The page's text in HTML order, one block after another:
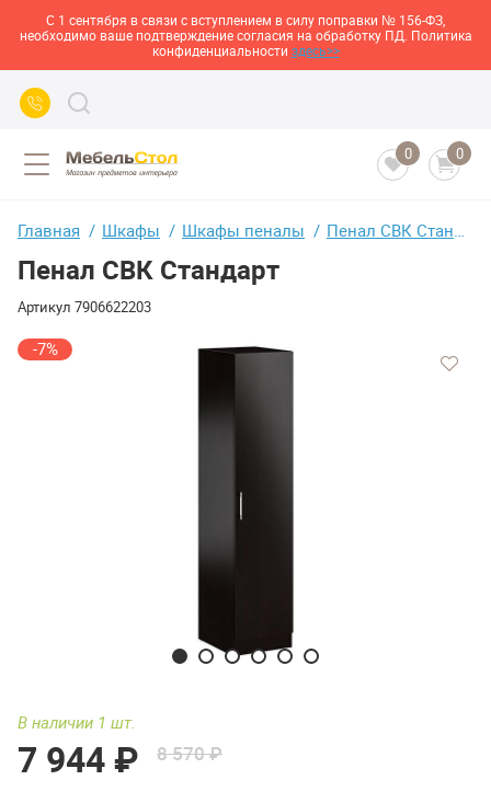
С 1 сентября в связи с вступлением в силу поправки № 156-ФЗ,
необходимо ваше подтверждение согласия на обработку ПД. Политика
конфиденциальности здесь>>
0 0
Главная Шкафы Шкафы пеналы Пенал СВК Стандарт
Пенал СВК Стандарт
Артикул 7906622203
-7%
В наличии 1 шт.
7 944 ₽ 8 570 ₽